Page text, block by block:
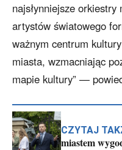
najsłynniejsze orkiestry
artystów światowego
ważnym centrum
miasta, wzmacniając
mapie kultury” —
CZYTAJ
miastem